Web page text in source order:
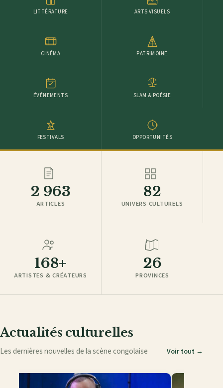
LITTÉRATURE ARTS VISUELS
CINÉMA PATRIMOINE
ÉVÉNEMENTS SLAM & POÉSIE
FESTIVALS OPPORTUNITÉS
2 963
ARTICLES
82
UNIVERS CULTURELS
168+
ARTISTES & CRÉATEURS
26
PROVINCES
Actualités culturelles
Les dernières nouvelles de la scène congolaise Voir tout →